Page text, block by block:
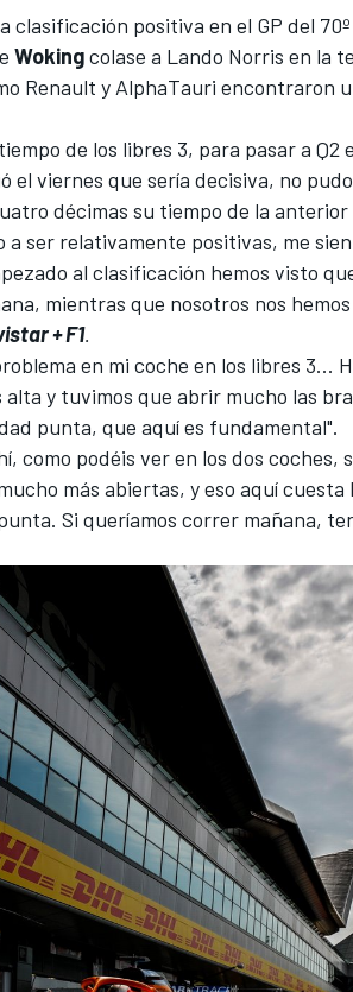
clasificación positiva en el GP del
Wokingcolase a Lando Norris en la
Renault y AlphaTauri encontraron
de los libres 3, para pasar a Q2
el viernes que sería decisiva, no
décimas su tiempo de la
a ser relativamente positivas, me
al clasificación hemos visto
mientras que nosotros nos
+ F1.
en mi coche en los libres 3...
y tuvimos que abrir mucho las
punta, que aquí es fundamental".
como podéis ver en los dos coches,
más abiertas, y eso aquí
Si queríamos correr mañana,